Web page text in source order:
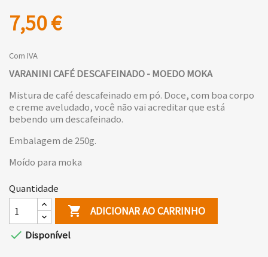
7,50 €
Com IVA
VARANINI CAFÉ DESCAFEINADO - MOEDO MOKA
Mistura de café descafeinado em pó. Doce, com boa corpo
e creme aveludado, você não vai acreditar que está
bebendo um descafeinado.
Embalagem de 250g.
Moído para moka
Quantidade

ADICIONAR AO CARRINHO
 Disponível